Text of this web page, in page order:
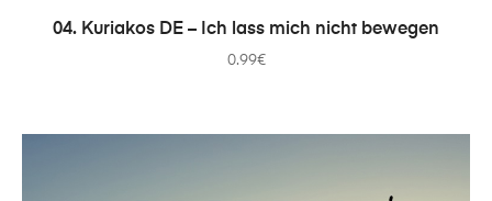
IN DEN WARENKORB
04. Kuriakos DE – Ich lass mich nicht bewegen
0.99€